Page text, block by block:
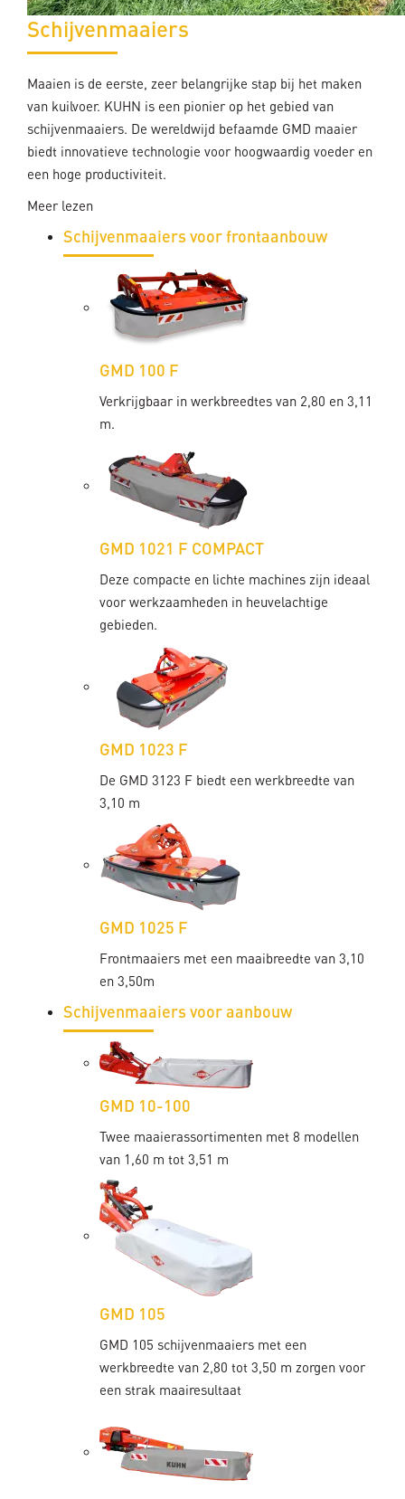
Schijvenmaaiers
Maaien is de eerste, zeer belangrijke stap bij het maken
van kuilvoer. KUHN is een pionier op het gebied van
schijvenmaaiers. De wereldwijd befaamde GMD maaier
biedt innovatieve technologie voor hoogwaardig voeder en
een hoge productiviteit.
Meer lezen
Schijvenmaaiers voor frontaanbouw
GMD 100 F
Verkrijgbaar in werkbreedtes van 2,80 en 3,11
m.
GMD 1021 F COMPACT
Deze compacte en lichte machines zijn ideaal
voor werkzaamheden in heuvelachtige
gebieden.
GMD 1023 F
De GMD 3123 F biedt een werkbreedte van
3,10 m
GMD 1025 F
Frontmaaiers met een maaibreedte van 3,10
en 3,50m
Schijvenmaaiers voor aanbouw
GMD 10-100
Twee maaierassortimenten met 8 modellen
van 1,60 m tot 3,51 m
GMD 105
GMD 105 schijvenmaaiers met een
werkbreedte van 2,80 tot 3,50 m zorgen voor
een strak maairesultaat